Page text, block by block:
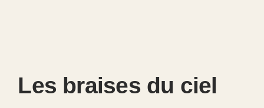
Les braises du ciel